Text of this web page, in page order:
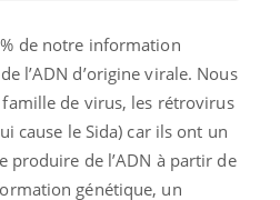
de notre information
l’ADN d’origine virale. Nous
de virus, les rétrovirus
cause le Sida) car ils ont un
produire de l’ADN à partir de
génétique, un